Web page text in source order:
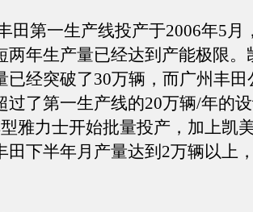
第一生产线投产于2006年5月
两年生产量已经达到产能极限。
已经突破了30万辆，而广州丰田
过了第一生产线的20万辆/年的
雅力士开始批量投产，加上凯
田下半年月产量达到2万辆以上